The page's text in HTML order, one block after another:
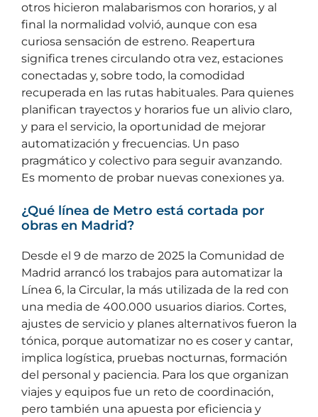
otros hicieron malabarismos con horarios, y al
final la normalidad volvió, aunque con esa
curiosa sensación de estreno. Reapertura
significa trenes circulando otra vez, estaciones
conectadas y, sobre todo, la comodidad
recuperada en las rutas habituales. Para quienes
planifican trayectos y horarios fue un alivio claro,
y para el servicio, la oportunidad de mejorar
automatización y frecuencias. Un paso
pragmático y colectivo para seguir avanzando.
Es momento de probar nuevas conexiones ya.
¿Qué línea de Metro está cortada por
obras en Madrid?
Desde el 9 de marzo de 2025 la Comunidad de
Madrid arrancó los trabajos para automatizar la
Línea 6, la Circular, la más utilizada de la red con
una media de 400.000 usuarios diarios. Cortes,
ajustes de servicio y planes alternativos fueron la
tónica, porque automatizar no es coser y cantar,
implica logística, pruebas nocturnas, formación
del personal y paciencia. Para los que organizan
viajes y equipos fue un reto de coordinación,
pero también una apuesta por eficiencia y